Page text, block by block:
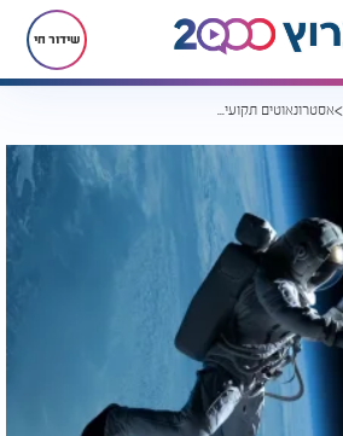
שידור חי
אסטרונאוטים תקועים בחלל: משימת "שנג'ואו-21" בלי דרך חזרה